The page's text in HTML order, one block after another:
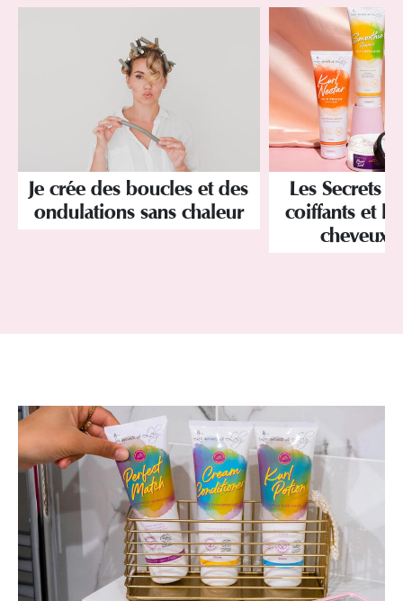
Je crée des boucles et des
ondulations sans chaleur
Les Secrets
coiffants et
cheveux